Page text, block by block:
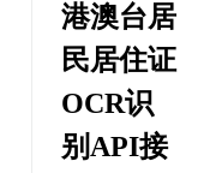
港澳台居
民居住证
OCR识
别API接